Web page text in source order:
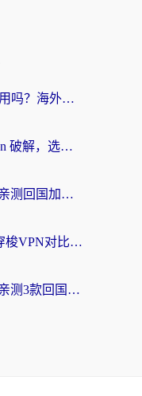
ChickCN和Unblock Youku好用吗？海外党亲测3款回国加速器，附iOS免费选择指南
海外党避坑指南：告别pc vpn 破解，选对回国加速器轻松访问国内资源
穿梭和海龟哪个好？海外党亲测回国加速器，附电脑免费VPN推荐
Quickback VPN好用吗？和穿梭VPN对比哪个回国效果更好？海外党必看的真实测评与选择指南
穿梭和快喵好用吗？海外党亲测3款回国加速器，附日本回国VPN避坑指南